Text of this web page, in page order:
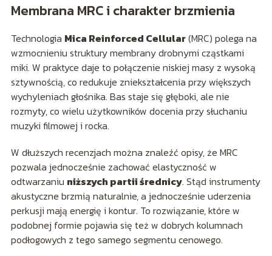
Membrana MRC i charakter brzmienia
Technologia Mica Reinforced Cellular(MRC) polega na
wzmocnieniu struktury membrany drobnymi cząstkami
miki. W praktyce daje to połączenie niskiej masy z wysoką
sztywnością, co redukuje zniekształcenia przy większych
wychyleniach głośnika. Bas staje się głęboki, ale nie
rozmyty, co wielu użytkowników docenia przy słuchaniu
muzyki filmowej i rocka.
W dłuższych recenzjach można znaleźć opisy, że MRC
pozwala jednocześnie zachować elastyczność w
odtwarzaniu niższych partii średnicy. Stąd instrumenty
akustyczne brzmią naturalnie, a jednocześnie uderzenia
perkusji mają energię i kontur. To rozwiązanie, które w
podobnej formie pojawia się też w dobrych kolumnach
podłogowych z tego samego segmentu cenowego.